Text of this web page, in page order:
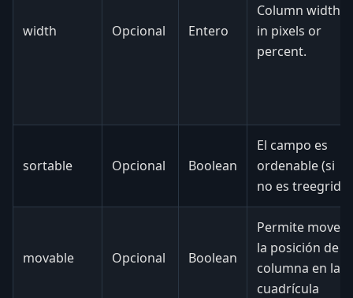
width Opcional Entero
Column width
in pixels or
percent.
sortable Opcional Boolean
El campo es
ordenable (si
no es treegrid)
movable Opcional Boolean
Permite mover
la posición de la
columna en la
cuadrícula